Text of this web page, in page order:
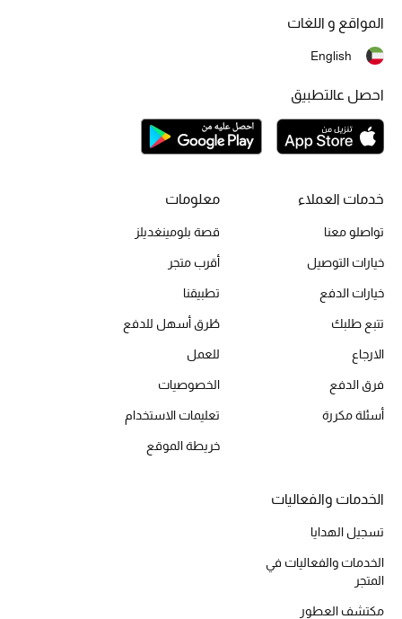
جميع الحقائب النسائية
جميع الإكسسورات النسائية
الموسم الجديد
دليل ملتزمات الحقائب
أبرز الحقائب
تسوقوا الحقائب
خدمات العملاء
تواصلو معنا
خيارات التوصيل
خيارات الدفع
تتبع طلبك
الارجاع
فرق الدفع
أسئلة مكررة
معلومات
قصة بلومينغديلز
أقرب متجر
تطبيقنا
طُرق أسهل للدفع
للعمل
الخصوصيات
تعليمات الاستخدام
خريطة الموقع
الخدمات والفعاليات
تسجيل الهدايا
الخدمات والفعاليات في
المتجر
مكتشف العطور
المواقع و اللغات
English
احصل عالتطبيق